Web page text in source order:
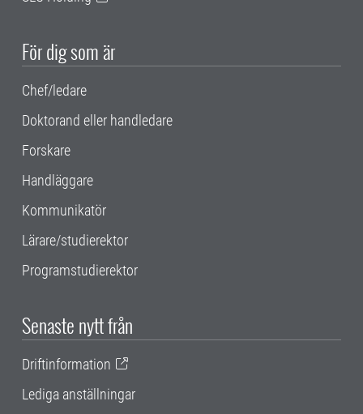
För dig som är
Chef/ledare
Doktorand eller handledare
Forskare
Handläggare
Kommunikatör
Lärare/studierektor
Programstudierektor
Senaste nytt från
Driftinformation
Lediga anställningar